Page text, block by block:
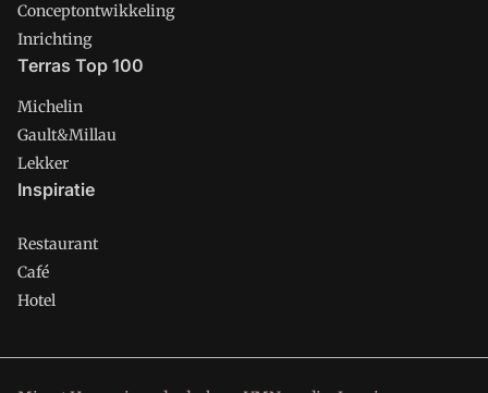
Conceptontwikkeling
Inrichting
Terras Top 100
Michelin
Gault&Millau
Lekker
Inspiratie
Restaurant
Café
Hotel